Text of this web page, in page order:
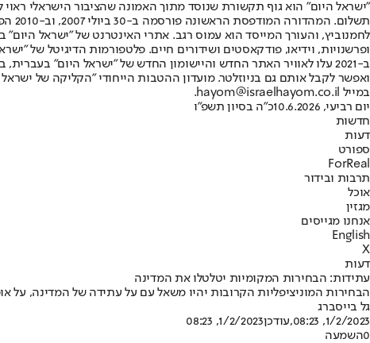
"ישראל היום" הוא גוף תקשורת שנוסד מתוך האמונה שהציבור הישראלי ראוי
ופרשנויות, וידיאו, פודקאסטים ושידורים חיים. פלטפורמות הדיגיטל של
ב-2021 עלו לאוויר האתר החדש והיישומון החדש של "ישראל היום"
ואפשר לקבל אותם גם בניוזלטר. מועדון ההטבות הייחודי "הקליקה של
במייל hayom@israelhayom.co.il.
יום רביעי, 10.6.2026
כ"ה בסיון תשפ"ו
חדשות
דעות
ספורט
ForReal
תרבות ובידור
אוכל
מגזין
אנחנו מגייסים
English
X
דעות
עתידות: הבחירות המקומיות יטלטלו את המדינה
הבחירות המוניציפליות הקרובות יהיו משאל עם על עתידה של המדינה, על
גל בייסברג
1/2/2023, 08:23
,עודכן1/2/2023, 08:23
0השמעה